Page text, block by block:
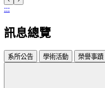
:::
訊息總覽
系所公告 學術活動 榮譽事蹟